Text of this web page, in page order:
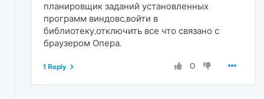
планировщик заданий установленных
программ виндовс,войти в
библиотеку,отключить все что связано с
браузером Опера.
0
1 Reply